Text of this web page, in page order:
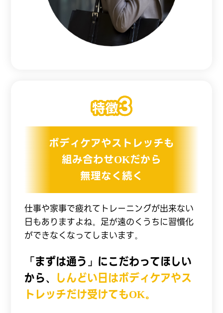
ボディケアやストレッチも
組み合わせOKだから
無理なく続く
仕事や家事で疲れてトレーニングが出来ない
日もありますよね。足が遠のくうちに習慣化
ができなくなってしまいます。
「まずは通う」にこだわってほしい
から、 しんどい日はボディケアやス
トレッチだけ受けてもOK。